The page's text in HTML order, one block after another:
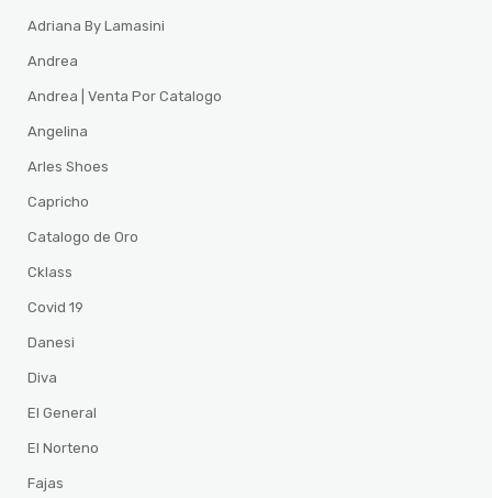
Adriana By Lamasini
Andrea
Andrea | Venta Por Catalogo
Angelina
Arles Shoes
Capricho
Catalogo de Oro
Cklass
Covid 19
Danesi
Diva
El General
El Norteno
Fajas